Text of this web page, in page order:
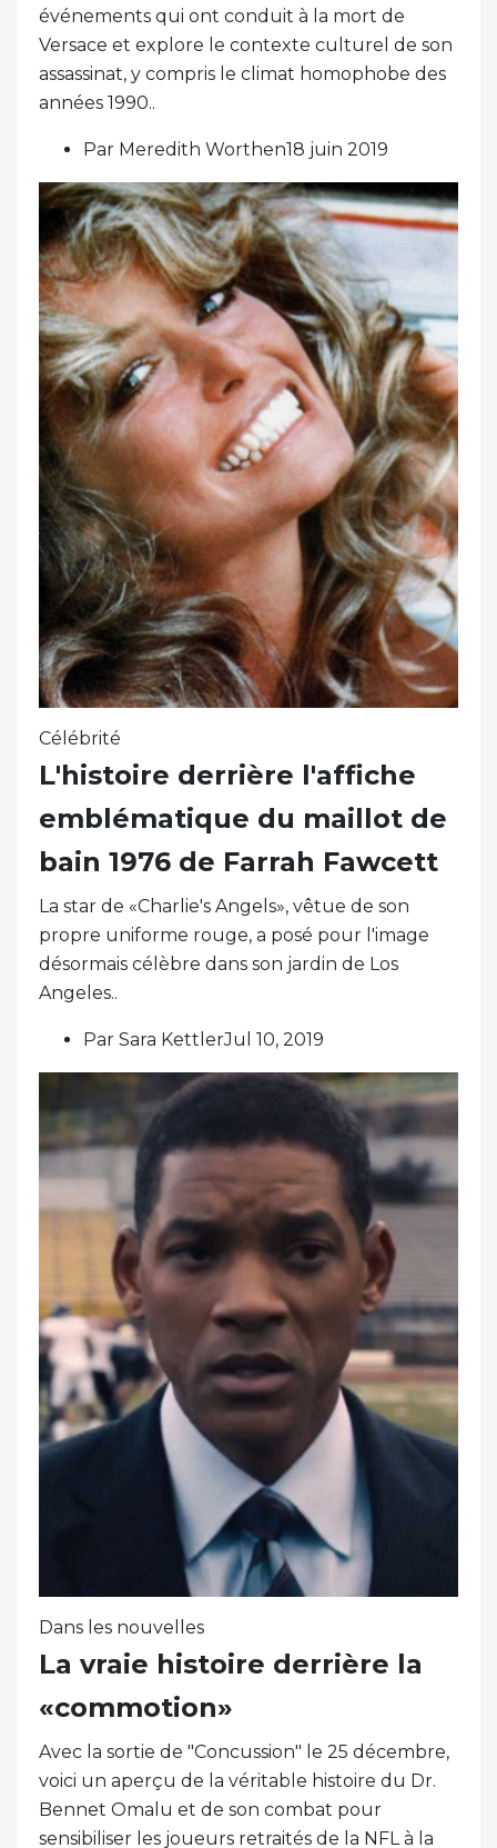
événements qui ont conduit à la mort de
Versace et explore le contexte culturel de son
assassinat, y compris le climat homophobe des
années 1990..
Par Meredith Worthen18 juin 2019
Célébrité
L'histoire derrière l'affiche
emblématique du maillot de
bain 1976 de Farrah Fawcett
La star de «Charlie's Angels», vêtue de son
propre uniforme rouge, a posé pour l'image
désormais célèbre dans son jardin de Los
Angeles..
Par Sara KettlerJul 10, 2019
Dans les nouvelles
La vraie histoire derrière la
«commotion»
Avec la sortie de "Concussion" le 25 décembre,
voici un aperçu de la véritable histoire du Dr.
Bennet Omalu et de son combat pour
sensibiliser les joueurs retraités de la NFL à la